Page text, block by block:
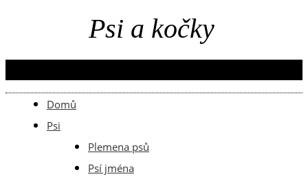
Domů
Psi
Plemena psů
Psí jména